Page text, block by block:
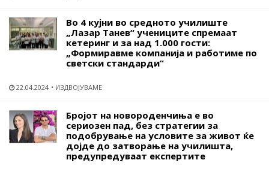
Во 4 кујни во средното училиште
„Лазар Танев“ учениците спремаат
кетеринг и за над 1.000 гости:
„Формиравме компанија и работиме по
светски стандарди“
22.04.2024 ИЗДВОЈУВАМЕ
Бројот на новороденчиња е во
сериозен пад, без стратегии за
подобрување на условите за живот ќе
дојде до затворање на училишта,
предупредуваат експертите